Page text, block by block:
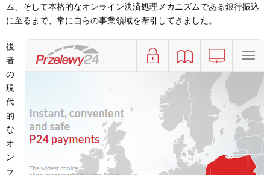
ム、そして本格的なオンライン決済処理メカニズムである銀行振込
に至るまで、常に自らの事業領域を牽引してきました。
後
者
の
現
代
的
な
オ
ン
ラ